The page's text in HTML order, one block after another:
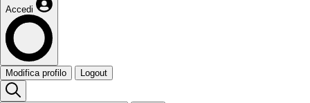
Accedi
Modifica profilo Logout